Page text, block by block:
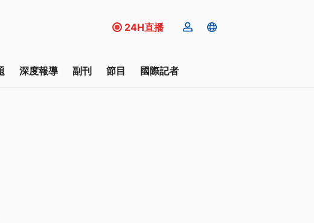
24H直播
深度報導 副刊 節目 國際記者